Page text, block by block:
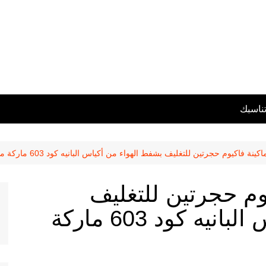
فاكيوم حجرتين للتغليف بشفط الهواء من أكياس البانيه كود 603 ماركة مهندس منسي
حجرتين للتغليف
بشفط الهواء من أكياس البانيه كود 603 ماركة